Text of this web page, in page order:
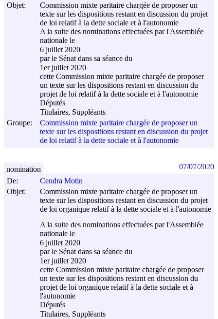
Objet:
Commission mixte paritaire chargée de proposer un
texte sur les dispositions restant en discussion du projet
de loi relatif à la dette sociale et à l'autonomie
A la suite des nominations effectuées par l'Assemblée
nationale le
6 juillet 2020
par le Sénat dans sa séance du
1er juillet 2020
cette Commission mixte paritaire chargée de proposer
un texte sur les dispositions restant en discussion du
projet de loi relatif à la dette sociale et à l'autonomie
Députés
Titulaires, Suppléants
Groupe:
Commission mixte paritaire chargée de proposer un
texte sur les dispositions restant en discussion du projet
de loi relatif à la dette sociale et à l'autonomie
De:
Cendra Motin
Objet:
Commission mixte paritaire chargée de proposer un
texte sur les dispositions restant en discussion du projet
de loi organique relatif à la dette sociale et à l'autonomie
A la suite des nominations effectuées par l'Assemblée
nationale le
6 juillet 2020
par le Sénat dans sa séance du
1er juillet 2020
cette Commission mixte paritaire chargée de proposer
un texte sur les dispositions restant en discussion du
projet de loi organique relatif à la dette sociale et à
l'autonomie
Députés
Titulaires, Suppléants
nomination 07/07/2020